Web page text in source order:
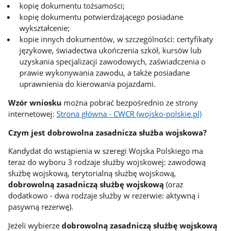
kopię dokumentu tożsamości;
kopię dokumentu potwierdzającego posiadane
wykształcenie;
kopie innych dokumentów, w szczególności: certyfikaty
językowe, świadectwa ukończenia szkół, kursów lub
uzyskania specjalizacji zawodowych, zaświadczenia o
prawie wykonywania zawodu, a także posiadane
uprawnienia do kierowania pojazdami.
Wzór wniosku można pobrać bezpośrednio ze strony
internetowej:Strona główna - CWCR (wojsko-polskie.pl)
Czym jest dobrowolna zasadnicza służba wojskowa?
Kandydat do wstąpienia w szeregi Wojska Polskiego ma
teraz do wyboru 3 rodzaje służby wojskowej: zawodową
służbę wojskową, terytorialną służbę wojskową,
dobrowolną zasadniczą służbę wojskową (oraz
dodatkowo - dwa rodzaje służby w rezerwie: aktywną i
pasywną rezerwę).
Jeżeli wybierzedobrowolną zasadniczą służbę wojskową